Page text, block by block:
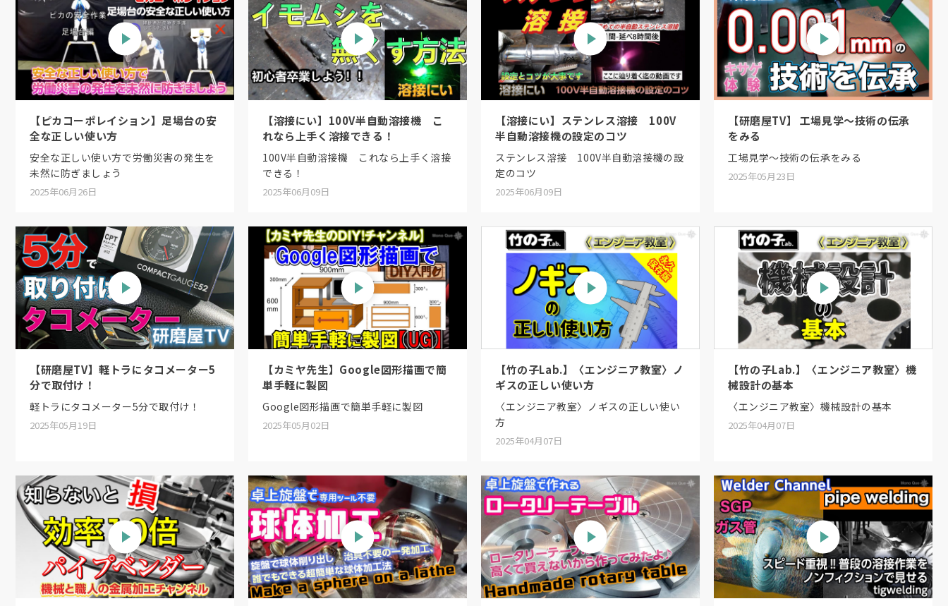
【ピカコーポレイション】足場台の安
全な正しい使い方
安全な正しい使い方で労働災害の発生を
未然に防ぎましょう
2025年06月26日
【溶接にい】100V半自動溶接機 こ
れなら上手く溶接できる！
100V半自動溶接機 これなら上手く溶接
できる！
2025年06月09日
【溶接にい】ステンレス溶接 100V
半自動溶接機の設定のコツ
ステンレス溶接 100V半自動溶接機の設
定のコツ
2025年06月09日
【研磨屋TV】 工場見学〜技術の伝承
をみる
工場見学〜技術の伝承をみる
2025年05月23日
【研磨屋TV】軽トラにタコメーター5
分で取付け！
軽トラにタコメーター5分で取付け！
2025年05月19日
【カミヤ先生】Google図形描画で簡
単手軽に製図
Google図形描画で簡単手軽に製図
2025年05月02日
【竹の子Lab.】〈エンジニア教室〉ノ
ギスの正しい使い方
〈エンジニア教室〉ノギスの正しい使い
方
2025年04月07日
【竹の子Lab.】〈エンジニア教室〉機
械設計の基本
〈エンジニア教室〉機械設計の基本
2025年04月07日